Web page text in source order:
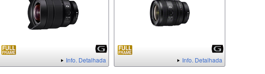
Info. Detalhada Info. Detalhada